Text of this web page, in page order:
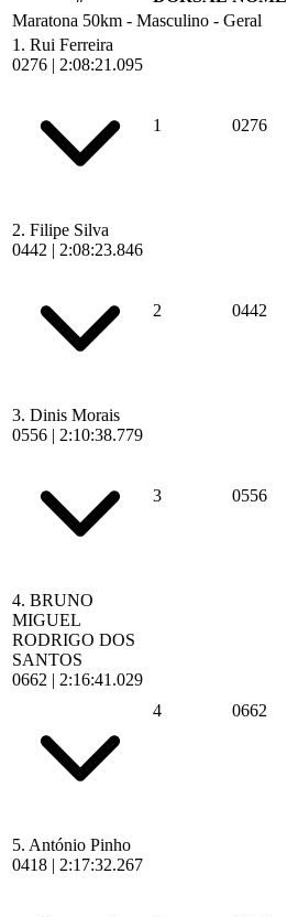
Maratona 50km - Masculino - Geral
1. Rui Ferreira
0276 | 2:08:21.095
1 0276
2. Filipe Silva
0442 | 2:08:23.846
2 0442
3. Dinis Morais
0556 | 2:10:38.779
3 0556
4. BRUNO
MIGUEL
RODRIGO DOS
SANTOS
0662 | 2:16:41.029
4
0662
5. António Pinho
0418 | 2:17:32.267